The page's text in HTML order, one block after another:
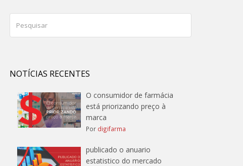
NOTÍCIAS RECENTES
O consumidor de farmácia
está priorizando preço à
marca
Por digifarma
publicado o anuario
estatistico do mercado